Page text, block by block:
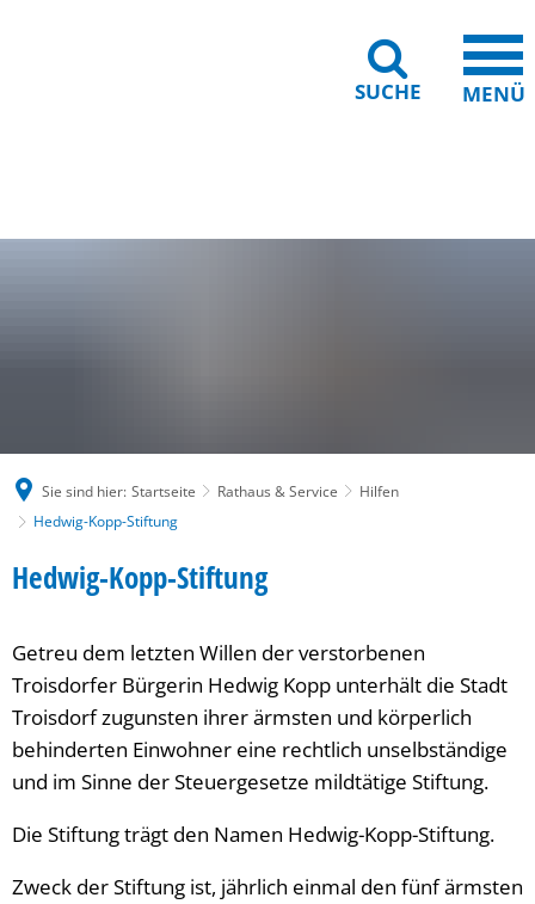
SUCHE MENÜ
Sie sind hier: Startseite Rathaus & Service
Hilfen
Hedwig-Kopp-Stiftung
Hedwig-
Stiftung
Hedwig-Kopp-Stiftung
Getreu dem letzten Willen der verstorbenen
Troisdorfer Bürgerin Hedwig Kopp unterhält die Stadt
Troisdorf zugunsten ihrer ärmsten und körperlich
behinderten Einwohner eine rechtlich unselbständige
und im Sinne der Steuergesetze mildtätige Stiftung.
Die Stiftung trägt den Namen Hedwig-Kopp-Stiftung.
Zweck der Stiftung ist, jährlich einmal den fünf ärmsten